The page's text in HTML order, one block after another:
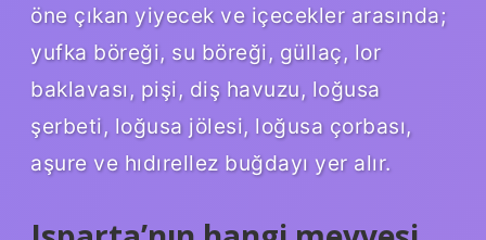
öne çıkan yiyecek ve içecekler arasında;
yufka böreği, su böreği, güllaç, lor
baklavası, pişi, diş havuzu, loğusa
şerbeti, loğusa jölesi, loğusa çorbası,
aşure ve hıdırellez buğdayı yer alır.